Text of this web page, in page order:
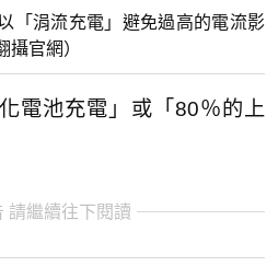
「涓流充電」避免過高的電流影
官網）
電池充電」或「80％的上
請繼續往下閱讀